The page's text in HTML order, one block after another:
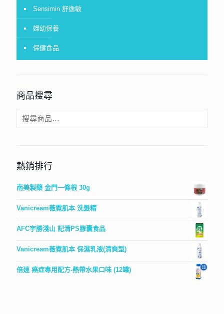
Sensimin 舒逸敏
婦幼保養
保健食品
商品搜尋
熱銷排行
南美製藥 金門一條根 30g
Vanicream薇霓肌本 洗髮精
AFC宇勝淺山 記清PS膠囊食品
Vanicream薇霓肌本 保濕乳液(清爽型)
倍速 癌症專用配方-熱帶水果口味 (12罐)